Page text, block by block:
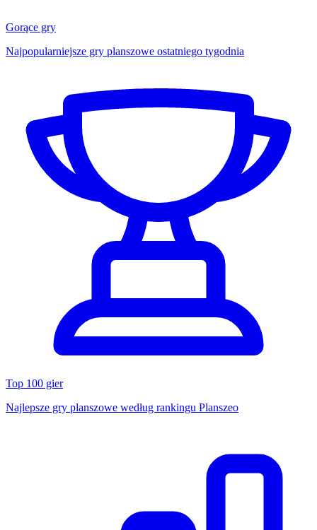
Gorące gry
Najpopularniejsze gry planszowe ostatniego tygodnia
Top 100 gier
Najlepsze gry planszowe według rankingu Planszeo